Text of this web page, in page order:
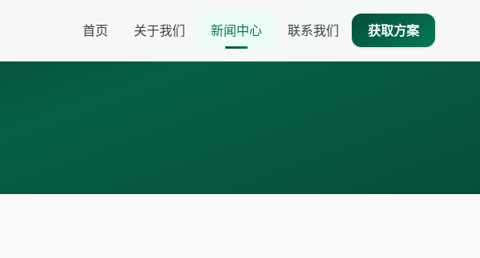
首页 关于我们 新闻中心 联系我们 获取方案